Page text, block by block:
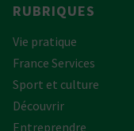
RUBRIQUES
Vie pratique
France Services
Sport et culture
Découvrir
Entreprendre